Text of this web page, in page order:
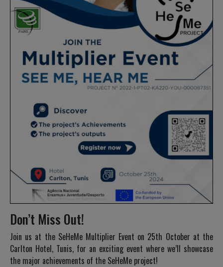
Don’t Miss Out!
Join us at the SeHeMe Multiplier Event on 25th October at the
Carlton Hotel, Tunis, for an exciting event where we’ll showcase
the major achievements of the SeHeMe project!